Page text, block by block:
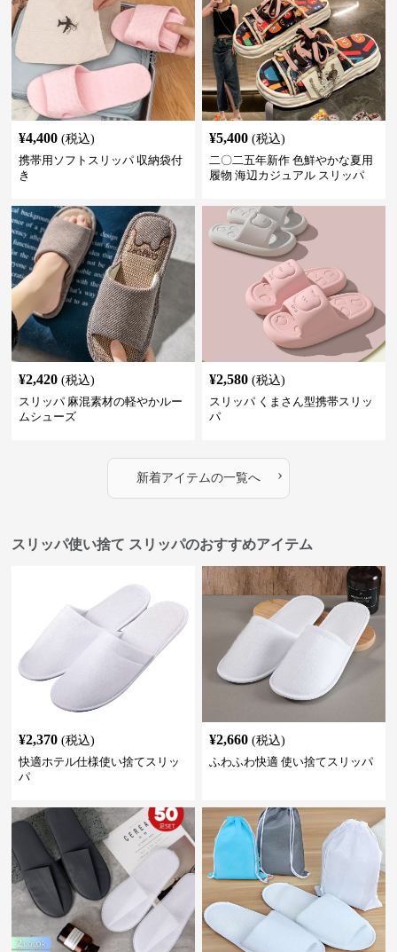
¥4,400 (税込)
携帯用ソフトスリッパ 収納袋付
き
¥5,400 (税込)
二〇二五年新作 色鮮やかな夏用
履物 海辺カジュアル スリッパ
¥2,420 (税込)
スリッパ 麻混素材の軽やかルー
ムシューズ
¥2,580 (税込)
スリッパ くまさん型携帯スリッ
パ
新着アイテムの一覧へ ›
スリッパ使い捨て スリッパのおすすめアイテム
¥2,370 (税込)
快適ホテル仕様使い捨てスリッ
パ
¥2,660 (税込)
ふわふわ快適 使い捨てスリッパ